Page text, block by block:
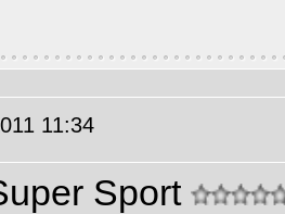
11:34
Sport